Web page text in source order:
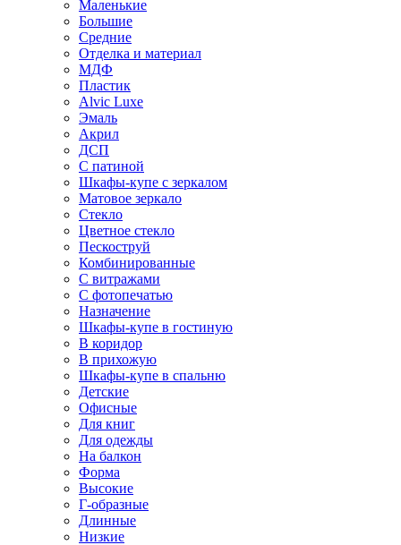
Маленькие
Большие
Средние
Отделка и материал
МДФ
Пластик
Alvic Luxe
Эмаль
Акрил
ДСП
С патиной
Шкафы-купе с зеркалом
Матовое зеркало
Стекло
Цветное стекло
Пескоструй
Комбинированные
С витражами
С фотопечатью
Назначение
Шкафы-купе в гостиную
В коридор
В прихожую
Шкафы-купе в спальню
Детские
Офисные
Для книг
Для одежды
На балкон
Форма
Высокие
Г-образные
Длинные
Низкие